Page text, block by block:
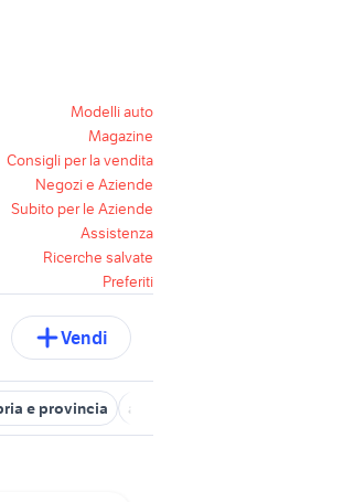
Modelli auto
Magazine
Consigli per la vendita
Negozi e Aziende
Subito per le Aziende
Assistenza
Ricerche salvate
Preferiti
Vendi
e provincia accessori moto Reggio